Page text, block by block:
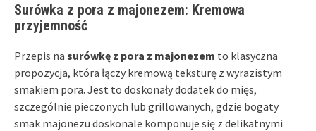
Surówka z pora z majonezem: Kremowa
przyjemność
Przepis na surówkę z pora z majonezem to klasyczna
propozycja, która łączy kremową teksturę z wyrazistym
smakiem pora. Jest to doskonały dodatek do mięs,
szczególnie pieczonych lub grillowanych, gdzie bogaty
smak majonezu doskonale komponuje się z delikatnymi